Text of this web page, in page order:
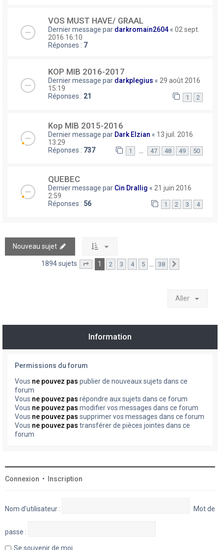
VOS MUST HAVE/ GRAAL
Dernier message par darkromain2604 « 02 sept.
2016 16:10
Réponses : 7
KOP MIB 2016-2017
Dernier message par darkplegius « 29 août 2016
15:19
Réponses : 21 1 2
Kop MIB 2015-2016
Dernier message par Dark Elzian « 13 juil. 2016
13:29
Réponses : 737 1 47 48 49 50
QUEBEC
Dernier message par Cin Drallig « 21 juin 2016
2:59
Réponses : 56 1 2 3 4
Nouveau sujet
1894 sujets Page sur38
1 2 3 4 5 … 38
Aller
Information
Permissions du forum
Vous ne pouvez pas publier de nouveaux sujets dans ce
forum
Vous ne pouvez pas répondre aux sujets dans ce forum
Vous ne pouvez pas modifier vos messages dans ce forum
Vous ne pouvez pas supprimer vos messages dans ce forum
Vous ne pouvez pas transférer de pièces jointes dans ce
forum
Connexion • Inscription
Nom d’utilisateur : Mot de
passe :
Se souvenir de moi